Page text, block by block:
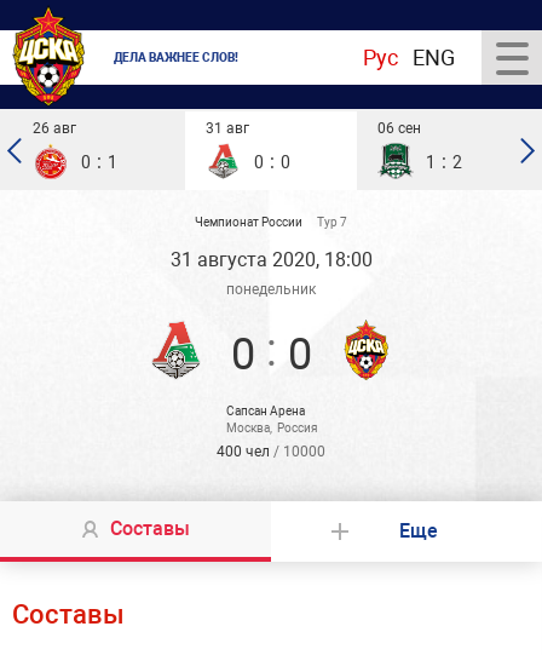
ДЕЛА ВАЖНЕЕ СЛОВ! Рус ENG
26 авг
0 : 1
31 авг
0 : 0
06 сен
1 : 2
Чемпионат России Тур 7
31 августа 2020, 18:00
понедельник
0 : 0
Сапсан Арена
Москва, Россия
400 чел / 10000
Составы Еще
Составы